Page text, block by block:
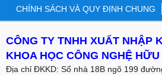
CHÍNH SÁCH VÀ QUY ĐỊNH CHUNG
CÔNG TY TNHH XUẤT NHẬP
KHOA HỌC CÔNG NGHỆ
Địa chỉ ĐKKD: Số nhà 18B ngõ 199